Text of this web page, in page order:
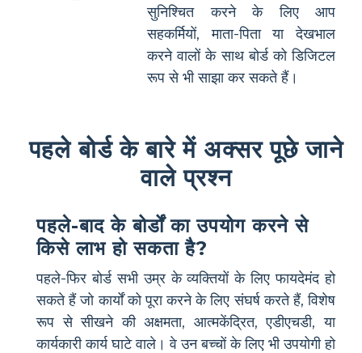
सुनिश्चित करने के लिए आप
सहकर्मियों, माता-पिता या देखभाल
करने वालों के साथ बोर्ड को डिजिटल
रूप से भी साझा कर सकते हैं।
पहले बोर्ड के बारे में अक्सर पूछे जाने
वाले प्रश्न
पहले-बाद के बोर्डों का उपयोग करने से
किसे लाभ हो सकता है?
पहले-फिर बोर्ड सभी उम्र के व्यक्तियों के लिए फायदेमंद हो
सकते हैं जो कार्यों को पूरा करने के लिए संघर्ष करते हैं, विशेष
रूप से सीखने की अक्षमता, आत्मकेंद्रित, एडीएचडी, या
कार्यकारी कार्य घाटे वाले। वे उन बच्चों के लिए भी उपयोगी हो